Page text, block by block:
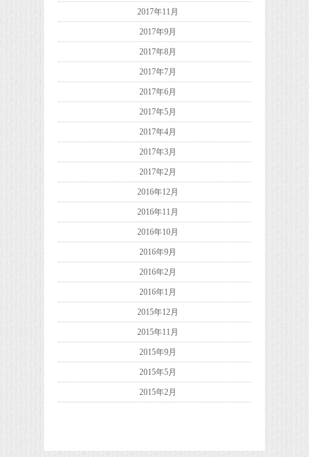
2017年11月
2017年9月
2017年8月
2017年7月
2017年6月
2017年5月
2017年4月
2017年3月
2017年2月
2016年12月
2016年11月
2016年10月
2016年9月
2016年2月
2016年1月
2015年12月
2015年11月
2015年9月
2015年5月
2015年2月